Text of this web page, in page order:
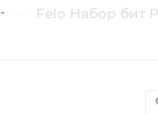
Felo Набор бит